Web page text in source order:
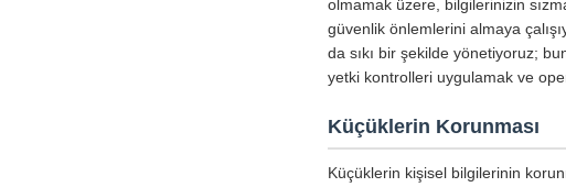
olmamak üzere, bilgilerinizin
güvenlik önlemlerini almaya
da sıkı bir şekilde yönetiyoruz;
yetki kontrolleri uygulamak ve
Küçüklerin Korunması
Küçüklerin kişisel bilgilerinin